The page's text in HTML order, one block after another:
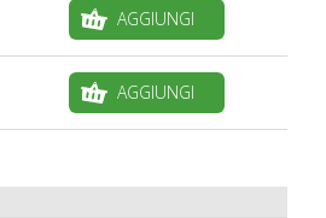
AGGIUNGI
AGGIUNGI